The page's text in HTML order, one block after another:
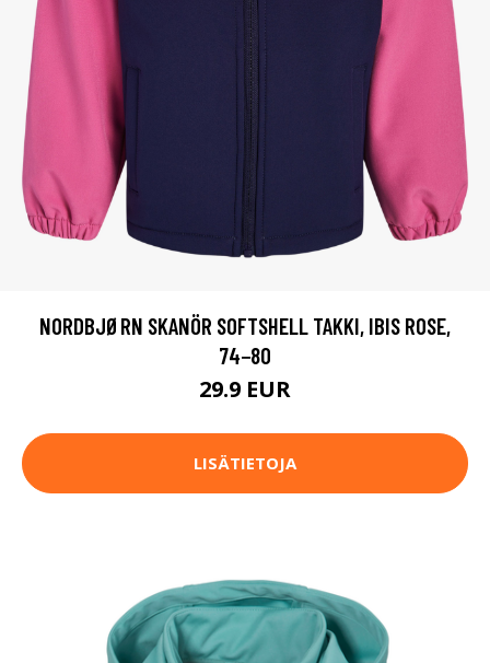
NORDBJØRN SKANÖR SOFTSHELL TAKKI, IBIS ROSE,
74−80
29.9 EUR
LISÄTIETOJA